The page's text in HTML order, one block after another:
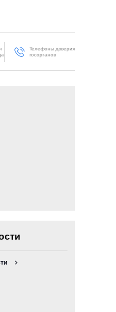
Телефоны доверия
госорганов